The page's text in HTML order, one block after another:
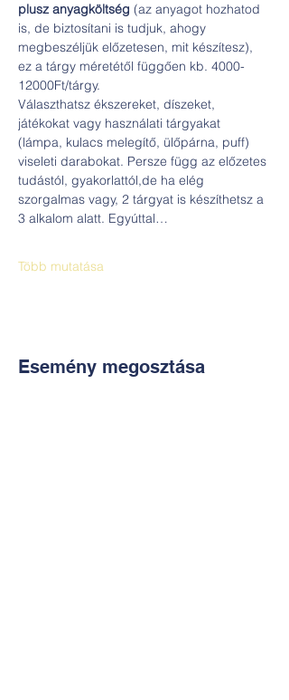
plusz anyagköltség (az anyagot hozhatod
is, de biztosítani is tudjuk, ahogy
megbeszéljük előzetesen, mit készítesz),
ez a tárgy méretétől függően kb. 4000-
12000Ft/tárgy.
Választhatsz ékszereket, díszeket,
játékokat vagy használati tárgyakat
(lámpa, kulacs melegítő, ülőpárna, puff)
viseleti darabokat. Persze függ az előzetes
tudástól, gyakorlattól,de ha elég
szorgalmas vagy, 2 tárgyat is készíthetsz a
3 alkalom alatt. Egyúttal…
Több mutatása
Esemény megosztása